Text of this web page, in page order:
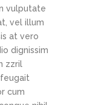
vulputate
vel illum
at vero
dignissim
zzril
cum